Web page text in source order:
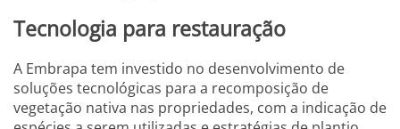
Tecnologia para restauração
A Embrapa tem investido no desenvolvimento de
soluções tecnológicas para a recomposição de
vegetação nativa nas propriedades, com a indicação de